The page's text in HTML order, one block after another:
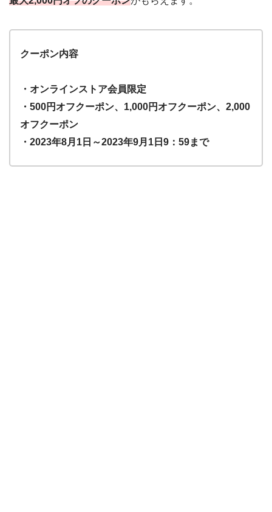
クーポン内容
・オンラインストア会員限定
・500円オフクーポン、1,000円オフクーポン、2,000
オフクーポン
・2023年8月1日～2023年9月1日9：59まで